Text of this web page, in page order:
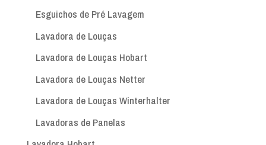
Esguichos de Pré Lavagem
Lavadora de Louças
Lavadora de Louças Hobart
Lavadora de Louças Netter
Lavadora de Louças Winterhalter
Lavadoras de Panelas